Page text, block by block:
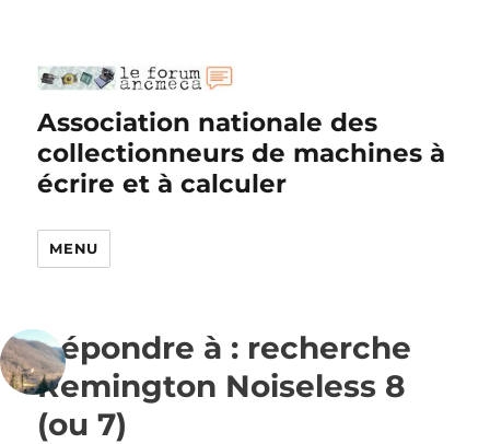
Association nationale des
collectionneurs de machines à
écrire et à calculer
MENU
Répondre à : recherche
Remington Noiseless 8
(ou 7)